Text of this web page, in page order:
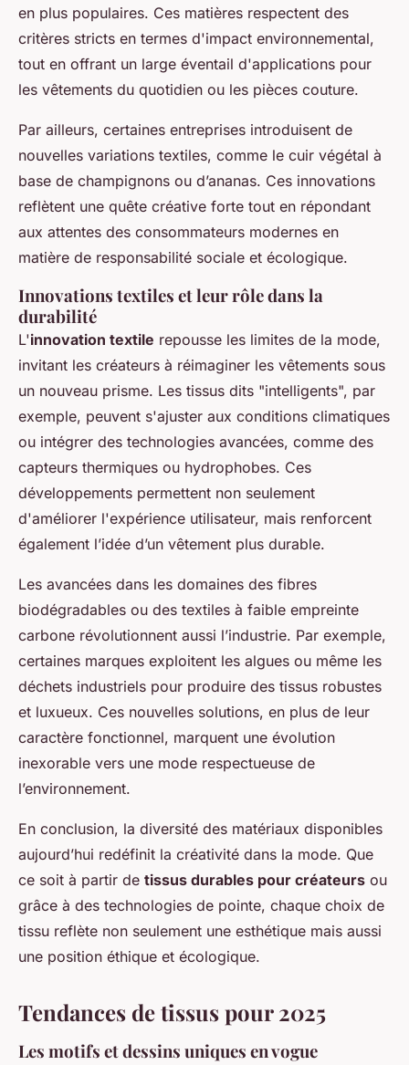
en plus populaires. Ces matières respectent des
critères stricts en termes d'impact environnemental,
tout en offrant un large éventail d'applications pour
les vêtements du quotidien ou les pièces couture.
Par ailleurs, certaines entreprises introduisent de
nouvelles variations textiles, comme le cuir végétal à
base de champignons ou d’ananas. Ces innovations
reflètent une quête créative forte tout en répondant
aux attentes des consommateurs modernes en
matière de responsabilité sociale et écologique.
Innovations textiles et leur rôle dans la
durabilité
L'innovation textile repousse les limites de la mode,
invitant les créateurs à réimaginer les vêtements sous
un nouveau prisme. Les tissus dits "intelligents", par
exemple, peuvent s'ajuster aux conditions climatiques
ou intégrer des technologies avancées, comme des
capteurs thermiques ou hydrophobes. Ces
développements permettent non seulement
d'améliorer l'expérience utilisateur, mais renforcent
également l’idée d’un vêtement plus durable.
Les avancées dans les domaines des fibres
biodégradables ou des textiles à faible empreinte
carbone révolutionnent aussi l’industrie. Par exemple,
certaines marques exploitent les algues ou même les
déchets industriels pour produire des tissus robustes
et luxueux. Ces nouvelles solutions, en plus de leur
caractère fonctionnel, marquent une évolution
inexorable vers une mode respectueuse de
l’environnement.
En conclusion, la diversité des matériaux disponibles
aujourd’hui redéfinit la créativité dans la mode. Que
ce soit à partir de tissus durables pour créateurs ou
grâce à des technologies de pointe, chaque choix de
tissu reflète non seulement une esthétique mais aussi
une position éthique et écologique.
Tendances de tissus pour 2025
Les motifs et dessins uniques en vogue